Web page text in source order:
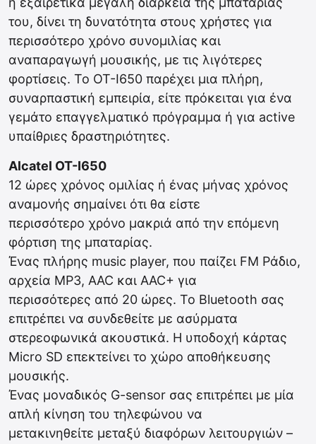
του, δίνει τη δυνατότητα στους χρήστες για
περισσότερο χρόνο συνομιλίας και
αναπαραγωγή μουσικής, με τις λιγότερες
φορτίσεις. Το OT-I650 παρέχει μια πλήρη,
συναρπαστική εμπειρία, είτε πρόκειται για ένα
γεμάτο επαγγελματικό πρόγραμμα ή για active
υπαίθριες δραστηριότητες.
Alcatel OT-I650
12 ώρες χρόνος ομιλίας ή ένας μήνας χρόνος
αναμονής σημαίνει ότι θα είστε
περισσότερο χρόνο μακριά από την επόμενη
φόρτιση της μπαταρίας.
Ένας πλήρης music player, που παίζει FM Ράδιο,
αρχεία MP3, AAC και AAC+ για
περισσότερες από 20 ώρες. Το Bluetooth σας
επιτρέπει να συνδεθείτε με ασύρματα
στερεοφωνικά ακουστικά. Η υποδοχή κάρτας
Micro SD επεκτείνει το χώρο αποθήκευσης
μουσικής.
Ένας μοναδικός G-sensor σας επιτρέπει με μία
απλή κίνηση του τηλεφώνου να
μετακινηθείτε μεταξύ διαφόρων λειτουργιών –